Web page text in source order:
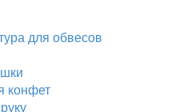
для обвесов
конфет